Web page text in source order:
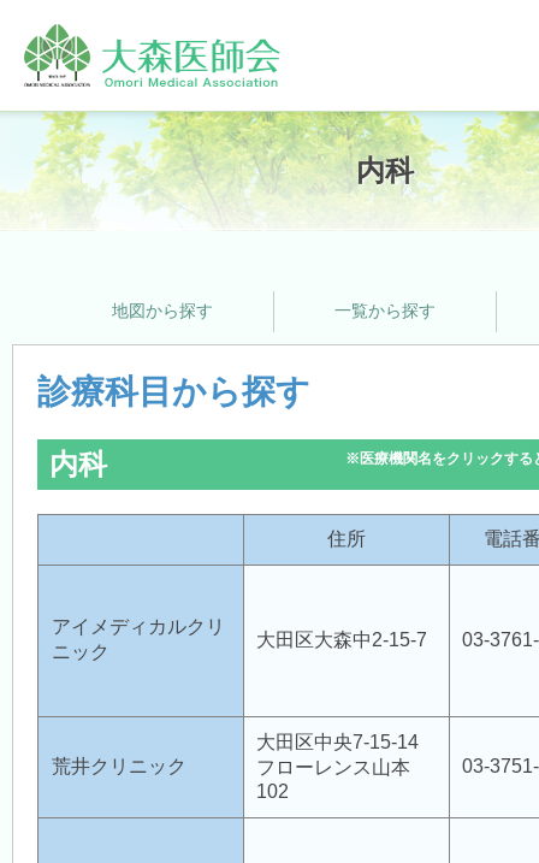
ホーム
プライバシーポリシー
支援サービス
休日診療（医師会診療所）
各種検診
内科
地図から探す 一覧から探す
診療科目から探す
内科 ※医療機関名をクリックする
住所 電話
アイメディカルクリ
ニック
大田区大森中2-15-7 03-
荒井クリニック
大田区中央7-15-14
フローレンス山本
102
03-